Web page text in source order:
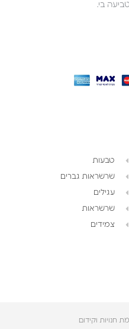
בי.
טבעות
שרשראות גברים
עגילים
שרשראות
צמידים